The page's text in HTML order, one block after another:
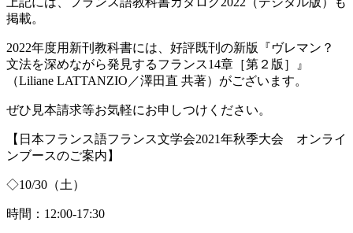
掲載。
2022年度用新刊教科書には、好評既刊の新版『ヴレマン？
文法を深めながら発見するフランス14章［第２版］』
（Liliane LATTANZIO ／澤田直 共著）がございます。
ぜひ見本請求等お気軽にお申しつけください。
【日本フランス語フランス文学会2021年秋季大会 オンライ
ンブースのご案内】
◇10/30 （土）
時間： 12:00-17:30